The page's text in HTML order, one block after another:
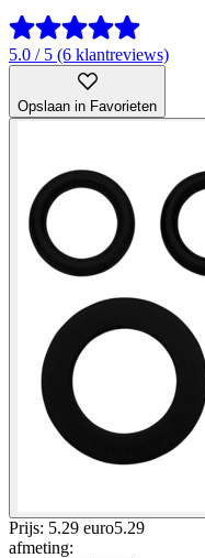
5.0 / 5 (6 klantreviews)
Opslaan in Favorieten
Prijs: 5.29 euro5.29
afmeting: